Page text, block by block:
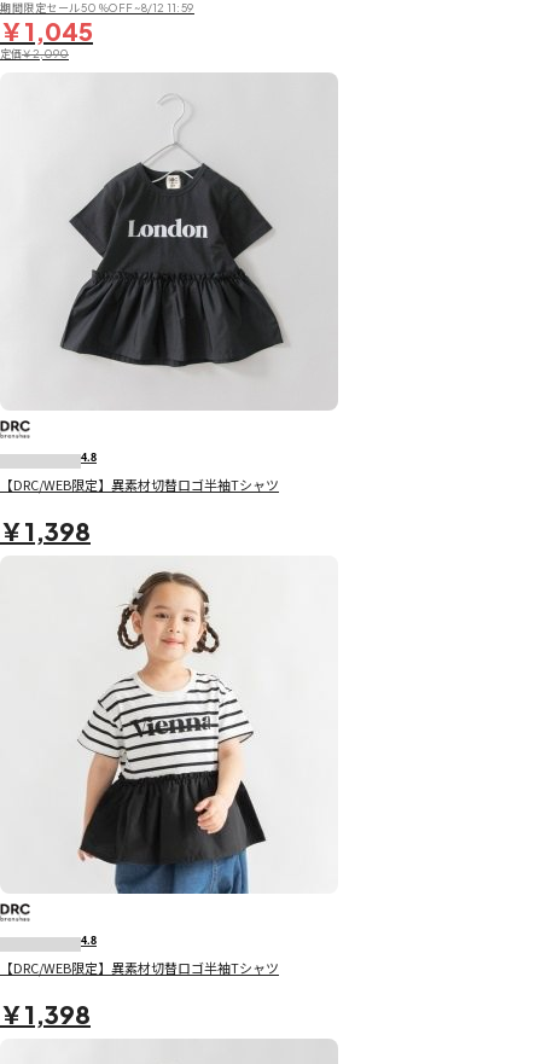
期間限定セール50％OFF~8/12 11:59
￥1,045
定価￥2,090
4.8
【DRC/WEB限定】異素材切替ロゴ半袖Tシャツ
￥1,398
4.8
【DRC/WEB限定】異素材切替ロゴ半袖Tシャツ
￥1,398